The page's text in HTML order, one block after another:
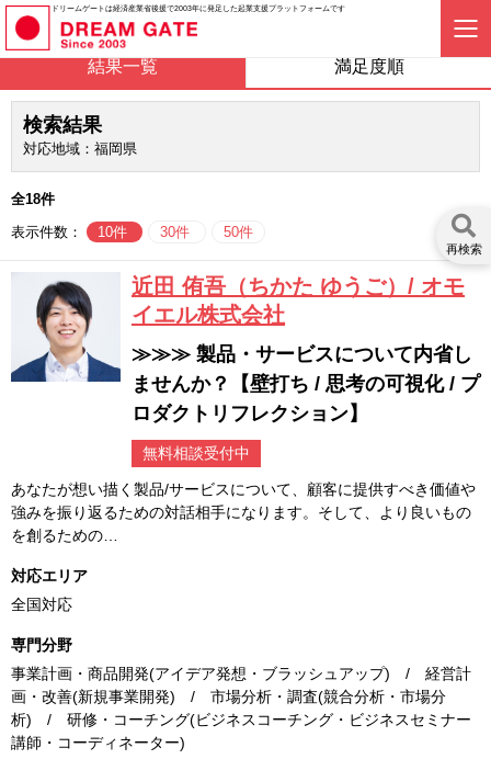
ドリームゲートは経済産業省後援で2003年に発足した起業支援プラットフォームです
結果一覧 満足度順
検索結果
対応地域：福岡県
全18件
表示件数：
10件 30件 50件
再検索
近田 侑吾（ちかた ゆうご）/ オモ
イエル株式会社
≫≫≫ 製品・サービスについて内省し
ませんか？【壁打ち / 思考の可視化 / プ
ロダクトリフレクション】
無料相談受付中
あなたが想い描く製品/サービスについて、顧客に提供すべき価値や
強みを振り返るための対話相手になります。そして、より良いもの
を創るための…
対応エリア
全国対応
専門分野
事業計画・商品開発(アイデア発想・ブラッシュアップ) / 経営計
画・改善(新規事業開発) / 市場分析・調査(競合分析・市場分
析) / 研修・コーチング(ビジネスコーチング・ビジネスセミナー
講師・コーディネーター)